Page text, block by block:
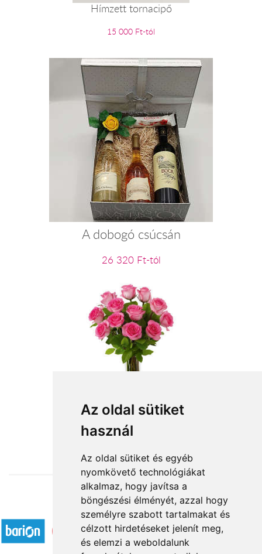
Az oldal sütiket
használ
Az oldal sütiket és egyéb
nyomkövető technológiákat
alkalmaz, hogy javítsa a
böngészési élményét, azzal hogy
személyre szabott tartalmakat és
célzott hirdetéseket jelenít meg,
és elemzi a weboldalunk
Hímzett tornacipő
15 000 Ft-tól
A dobogó csúcsán
26 320 Ft-tól
Szálas virágok: rózsaszín rózsa
3 880 Ft-tól
Elfogadott fizetési módok